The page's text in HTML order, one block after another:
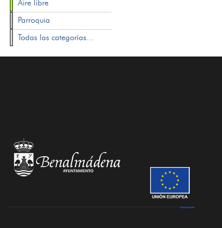
Aire libre
Parroquia
Todas las categorías...